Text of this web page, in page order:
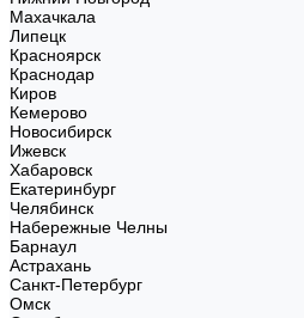
Махачкала
Липецк
Красноярск
Краснодар
Киров
Кемерово
Новосибирск
Ижевск
Хабаровск
Екатеринбург
Челябинск
Набережные Челны
Барнаул
Астрахань
Санкт-Петербург
Омск